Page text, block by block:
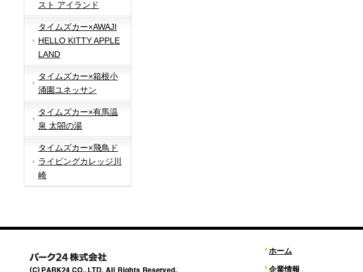
スト アイランド
タイムズカー×AWAJI
HELLO KITTY APPLE
LAND
タイムズカー×箱根小
涌園ユネッサン
タイムズカー×有馬温
泉 太閤の湯
タイムズカー×飛鳥ド
ライビングカレッジ川
崎
ホーム
企業情報